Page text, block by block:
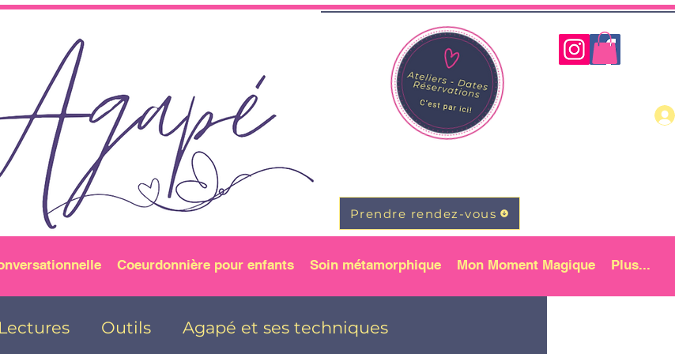
Prendre rendez-vous
Coeurdonnière pour enfants Soin métamorphique Mon Moment Magique Plus...
Lectures Outils Agapé et ses techniques